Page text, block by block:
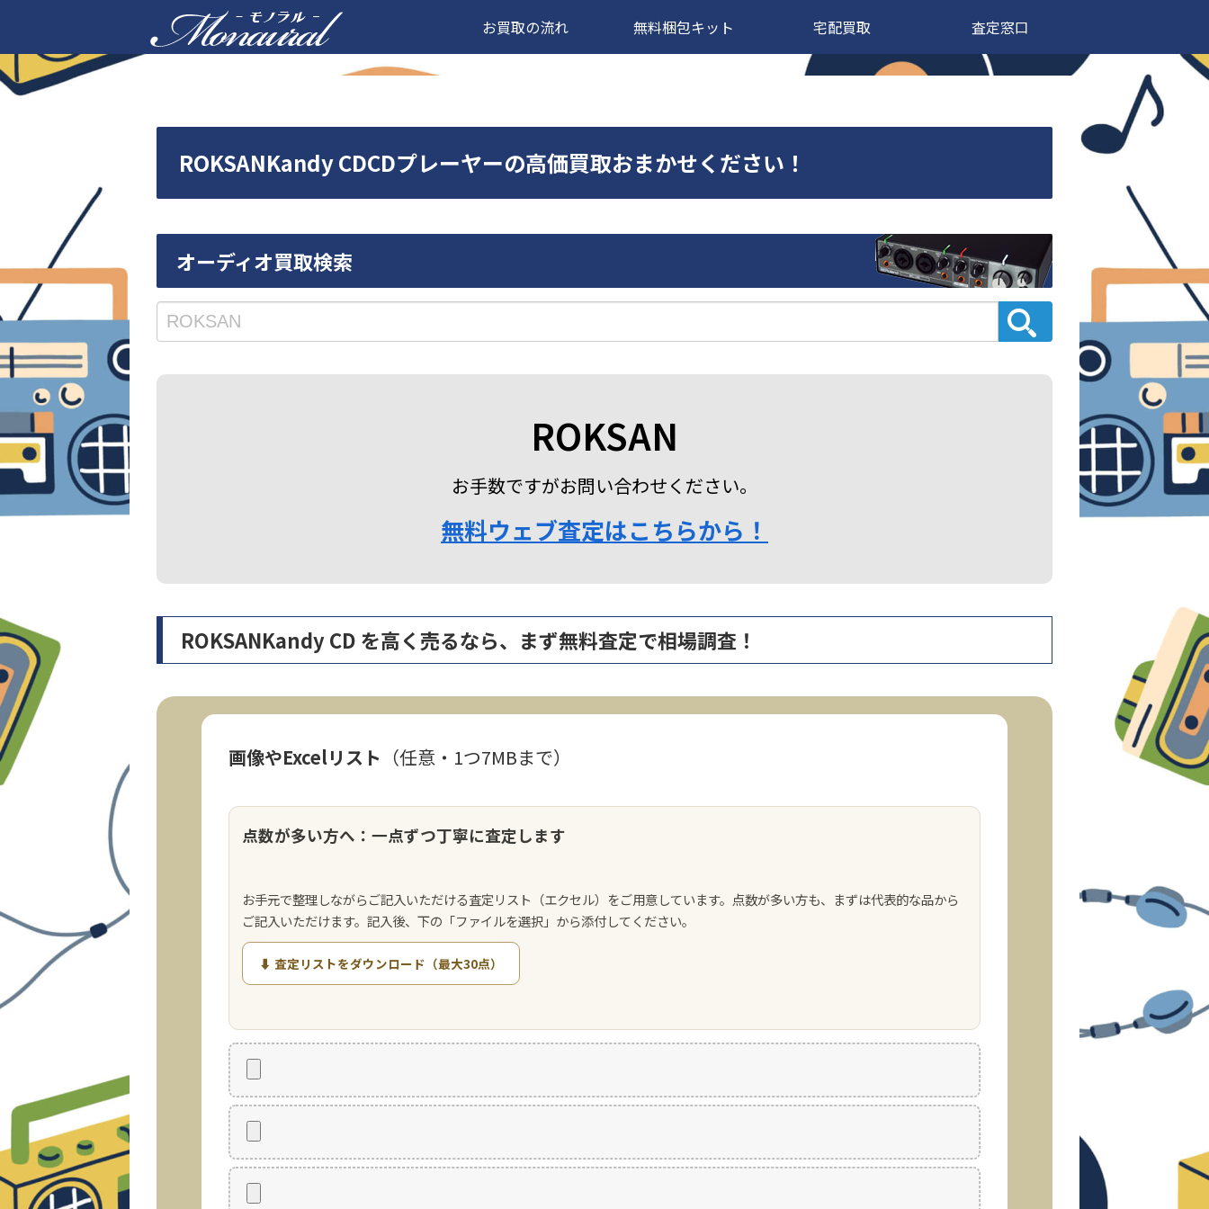
お買取の流れ 無料梱包キット 宅配買取 査定窓口
ROKSANKandy CDCDプレーヤーの高価買取おまかせください！
オーディオ買取検索
ROKSAN
お手数ですがお問い合わせください。
無料ウェブ査定はこちらから！
ROKSANKandy CD を高く売るなら、まず無料査定で相場調査！
画像やExcelリスト （任意・1つ7MBまで）
点数が多い方へ：一点ずつ丁寧に査定します
お手元で整理しながらご記入いただける査定リスト（エクセル）をご用意しています。点数が多い方も、まずは代表的な品から
ご記入いただけます。記入後、下の「ファイルを選択」から添付してください。
⬇ 査定リストをダウンロード（最大30点）